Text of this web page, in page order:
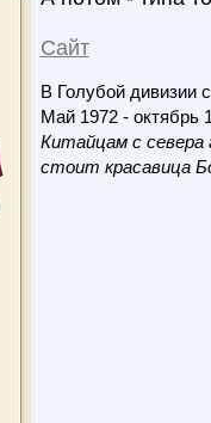
Сайт
В Голубой дивизии
Май 1972 - октябрь
Китайцам с севера
стоит красавица